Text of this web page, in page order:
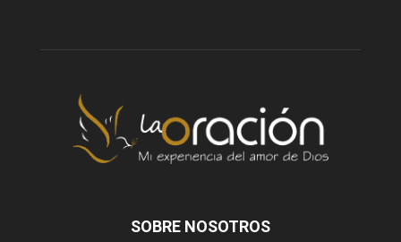
SOBRE NOSOTROS